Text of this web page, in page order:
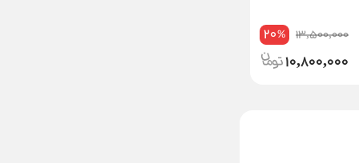
13,500,000
20%
10,800,000